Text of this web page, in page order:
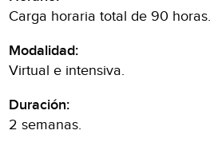
Carga horaria total de 90 horas.
Modalidad:
Virtual e intensiva.
Duración:
2 semanas.